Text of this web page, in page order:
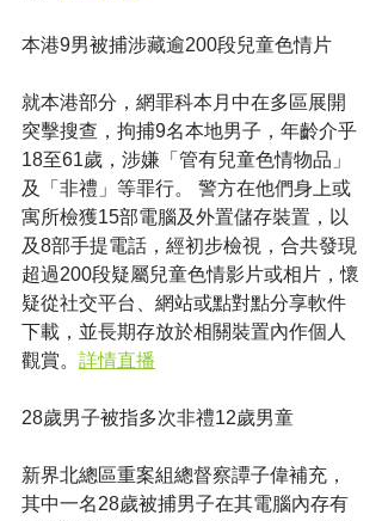
本港9男被捕涉藏逾200段兒童色情片
就本港部分，網罪科本月中在多區展開
突擊搜查，拘捕9名本地男子，年齡介乎
18至61歲，涉嫌「管有兒童色情物品」
及「非禮」等罪行。 警方在他們身上或
寓所檢獲15部電腦及外置儲存裝置，以
及8部手提電話，經初步檢視，合共發現
超過200段疑屬兒童色情影片或相片，懷
疑從社交平台、網站或點對點分享軟件
下載，並長期存放於相關裝置內作個人
觀賞。 詳情直播
28歲男子被指多次非禮12歲男童
新界北總區重案組總督察譚子偉補充，
其中一名28歲被捕男子在其電腦內存有